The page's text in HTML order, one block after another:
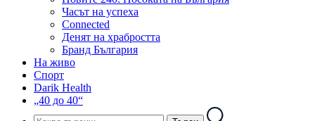
Часът на успеха
Connected
Денят на храбростта
Бранд България
На живо
Спорт
Darik Health
„40 до 40“